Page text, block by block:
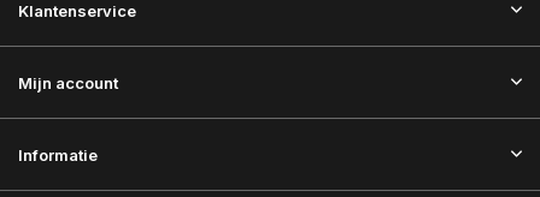
Klantenservice
Mijn account
Informatie